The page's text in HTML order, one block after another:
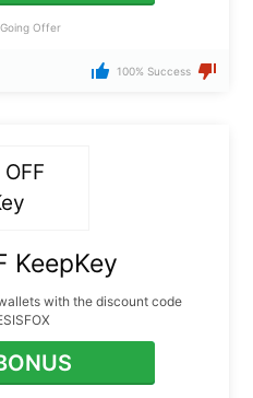
Offer
100% Success
KeepKey
with the discount code